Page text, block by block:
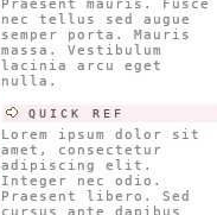
Praesent mauris. Fusce
nec tellus sed augue
semper porta. Mauris
massa. Vestibulum
lacinia arcu eget
nulla.
QUICK REF
Lorem ipsum dolor sit
amet, consectetur
adipiscing elit.
Integer nec odio.
Praesent libero. Sed